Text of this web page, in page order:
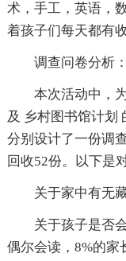
术，手工，英语，
着孩子们每天都有
调查问卷分析：
本次活动中，
及 乡村图书馆计划
分别设计了一份调
回收52份。以下是
关于家中有无
关于孩子是否
偶尔会读，8%的家